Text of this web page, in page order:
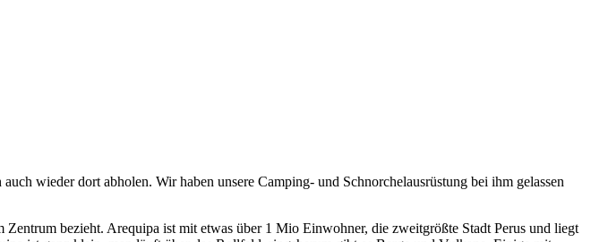
wieder dort abholen. Wir haben unsere Camping- und Schnorchelausrüstung bei ihm gelassen
bezieht. Arequipa ist mit etwas über 1 Mio Einwohner, die zweitgrößte Stadt Perus und liegt